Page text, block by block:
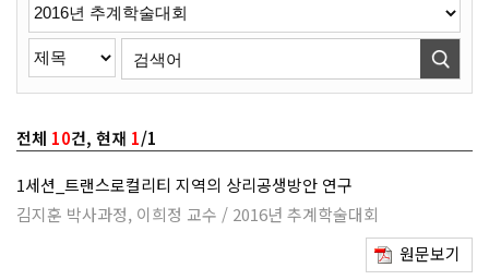
전체 10건, 현재 1/1
1세션_트랜스로컬리티 지역의 상리공생방안 연구
김지훈 박사과정, 이희정 교수 / 2016년 추계학술대회
원문보기